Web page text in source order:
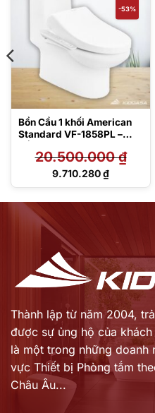
-53%
Bồn Cầu 1 khối American
Standard VF-1858PL –
20.500.000₫
Giá
9.710.280₫
Giá
Thành lập từ năm 2004,
được sự ủng hộ của khách
là một trong những doanh
vực Thiết bị Phòng tắm
Châu Âu...